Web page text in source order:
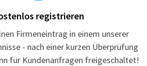
registrieren
Firmeneintrag in einem unserer
- nach einer kurzen Überprüfung
für Kundenanfragen freigeschaltet!